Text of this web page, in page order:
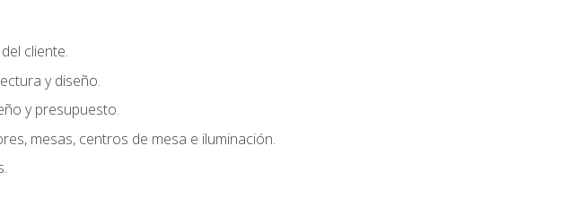
cliente.
y diseño.
y presupuesto.
mesas, centros de mesa e iluminación.